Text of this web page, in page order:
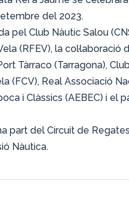
del 2023.
pel Club Nàutic Salou
(RFEV), la
Tàrraco (Tarragona),
(FCV), Real Associació
i Clàssics (AEBEC) i
part del Circuit de
Nàutica.